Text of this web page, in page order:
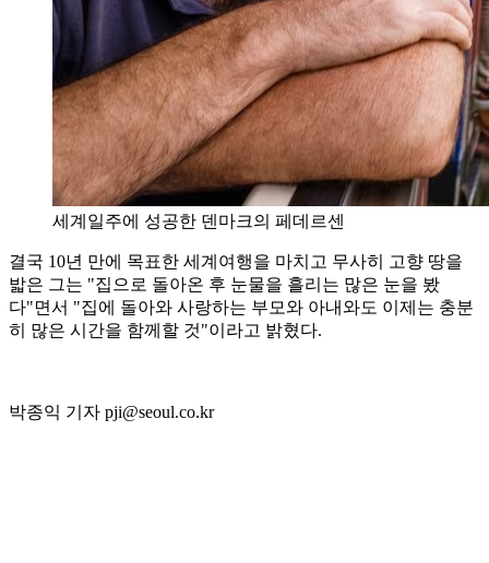
세계일주에 성공한 덴마크의 페데르센
결국 10년 만에 목표한 세계여행을 마치고 무사히 고향 땅을
밟은 그는 "집으로 돌아온 후 눈물을 흘리는 많은 눈을 봤
다"면서 "집에 돌아와 사랑하는 부모와 아내와도 이제는 충분
히 많은 시간을 함께할 것"이라고 밝혔다.
박종익 기자 pji@seoul.co.kr